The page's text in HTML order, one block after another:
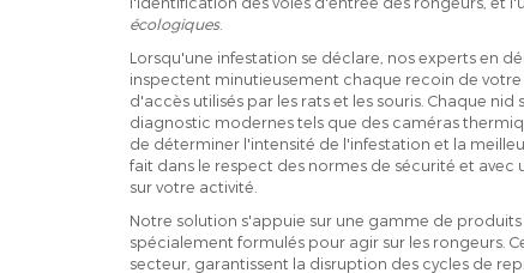
écologiques.
Lorsqu'une infestation se déclare, nos experts en
inspectent minutieusement chaque recoin de
d'accès utilisés par les rats et les souris. Chaque
diagnostic modernes tels que des caméras
de déterminer l'intensité de l'infestation et la
fait dans le respect des normes de sécurité et
sur votre activité.
Notre solution s'appuie sur une gamme de
spécialement formulés pour agir sur les rongeurs.
secteur, garantissent la disruption des cycles de